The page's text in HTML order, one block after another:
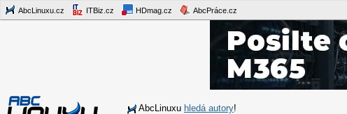
AbcLinuxu.cz ITBiz.cz HDmag.cz AbcPráce.cz
AbcLinuxu hledá autory!